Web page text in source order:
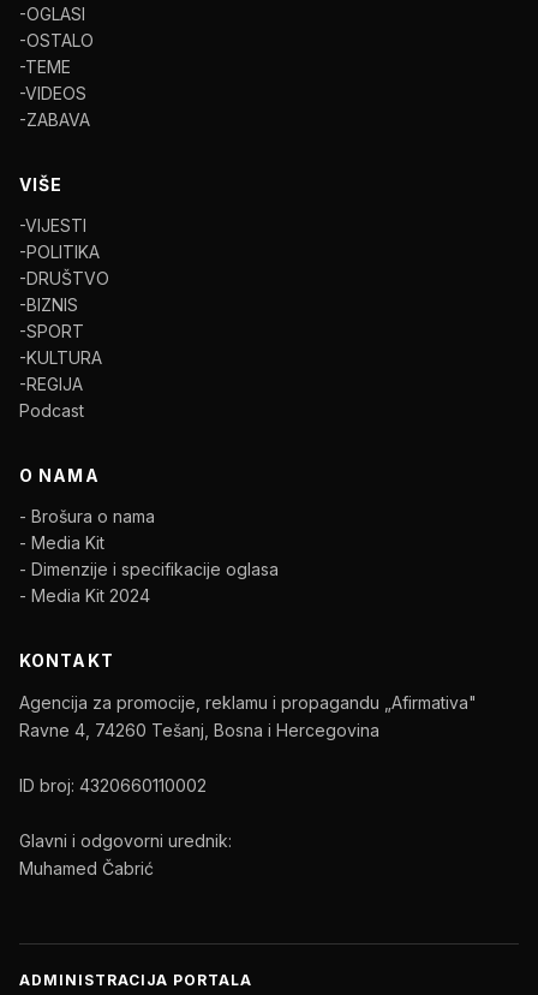
-OGLASI
-OSTALO
-TEME
-VIDEOS
-ZABAVA
VIŠE
-VIJESTI
-POLITIKA
-DRUŠTVO
-BIZNIS
-SPORT
-KULTURA
-REGIJA
Podcast
O NAMA
- Brošura o nama
- Media Kit
- Dimenzije i specifikacije oglasa
- Media Kit 2024
KONTAKT
Agencija za promocije, reklamu i propagandu „Afirmativa"
Ravne 4, 74260 Tešanj, Bosna i Hercegovina
ID broj: 4320660110002
Glavni i odgovorni urednik:
Muhamed Čabrić
ADMINISTRACIJA PORTALA